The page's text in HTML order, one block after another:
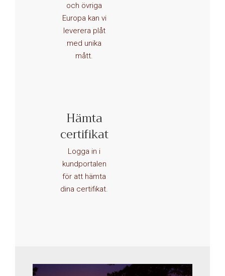
lager ligger i
Mariestad
och övriga
Europa kan vi
leverera plåt
med unika
mått.
Hämta
certifikat
Logga in i
kundportalen
för att hämta
dina certifikat.